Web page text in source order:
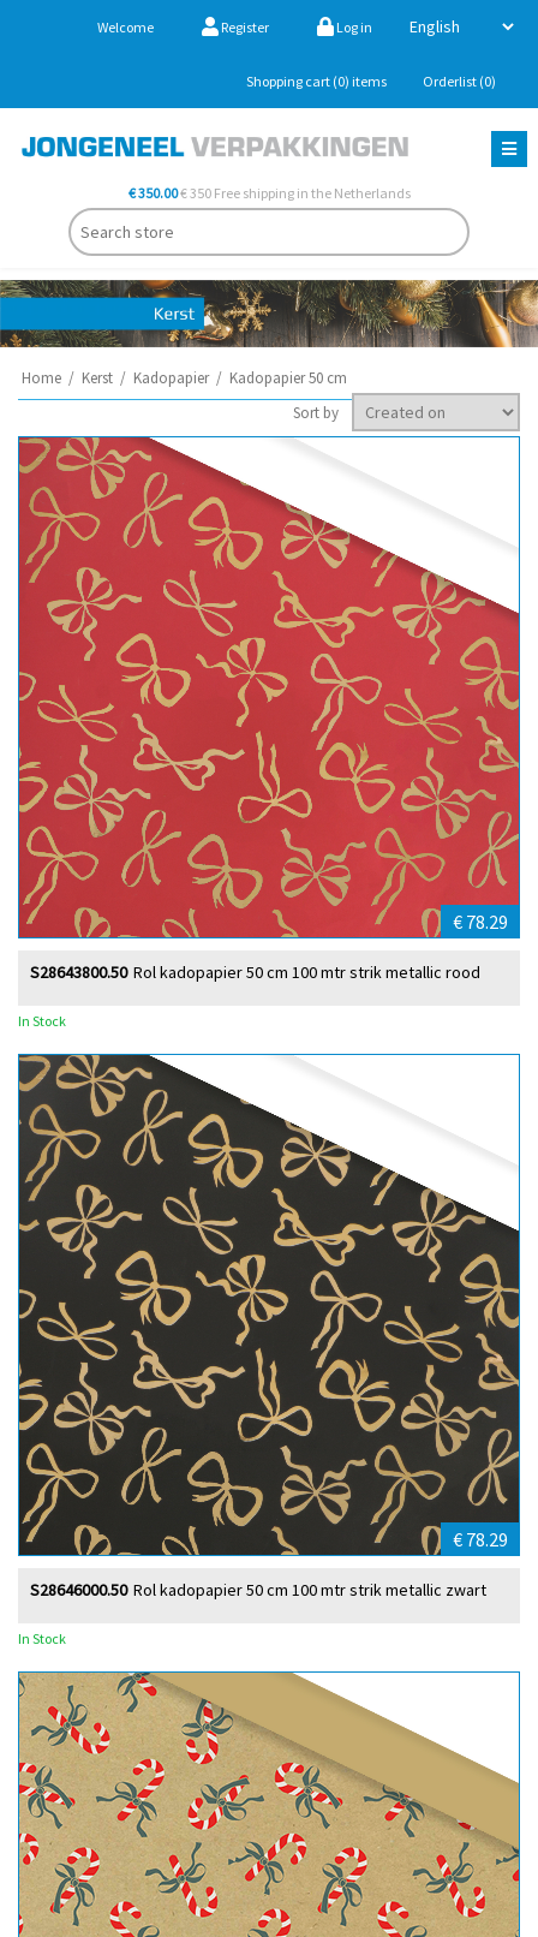
Welcome Register Log in
Shopping cart (0) items Orderlist (0)
€ 350.00€ 350 Free shipping in the Netherlands
Home / Kerst / Kadopapier / Kadopapier 50 cm
Sort by
€ 78.29
Rol kadopapier 50 cm 100 mtr strik metallic rood
S28643800.50
In Stock
€ 78.29
Rol kadopapier 50 cm 100 mtr strik metallic zwart
S28646000.50
In Stock